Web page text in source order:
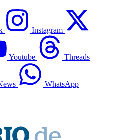
Instagram
Youtube Threads
WhatsApp